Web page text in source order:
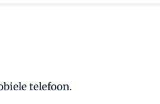
telefoon.